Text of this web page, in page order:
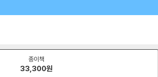
종이책
33,300원